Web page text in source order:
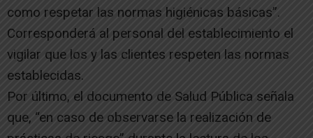
como respetar las normas higiénicas básicas”.
Corresponderá al personal del establecimiento el
vigilar que los y las clientes respeten las normas
establecidas.
Por último, el documento de Salud Pública señala
que, “en caso de observarse la realización de